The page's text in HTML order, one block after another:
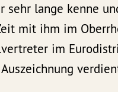
sehr lange kenne
mit ihm im
im